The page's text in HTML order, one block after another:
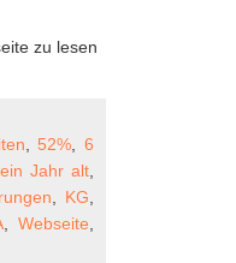
zu lesen
, 52%,6
ein Jahr alt,
, KG,
,Webseite,